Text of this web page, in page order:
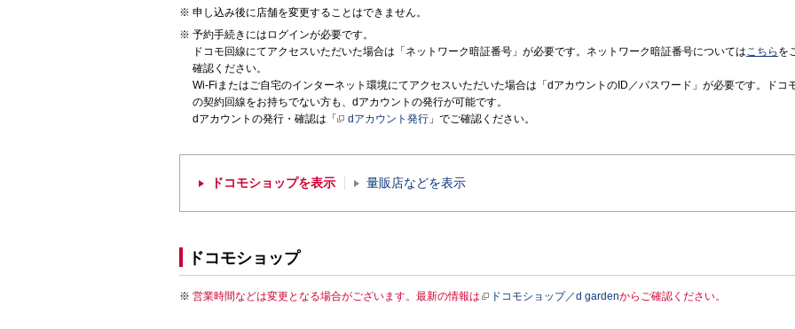
申し込み後に店舗を変更することはできません。
予約手続きにはログインが必要です。
ドコモ回線にてアクセスいただいた場合は「ネットワーク暗証番号」が必要です。ネットワーク暗証番号についてはこちら を
確認ください。
Wi-Fiまたはご自宅のインターネット環境にてアクセスいただいた場合は「dアカウントのID／パスワード」が必要です。ドコ
の契約回線をお持ちでない方も、dアカウントの発行が可能です。
dアカウントの発行・確認は「
dアカウント発行 」でご確認ください。
ドコモショップを表示 量販店などを表示
ドコモショップ
営業時間などは変更となる場合がございます。最新の情報は ドコモショップ／d gardenからご確認ください。